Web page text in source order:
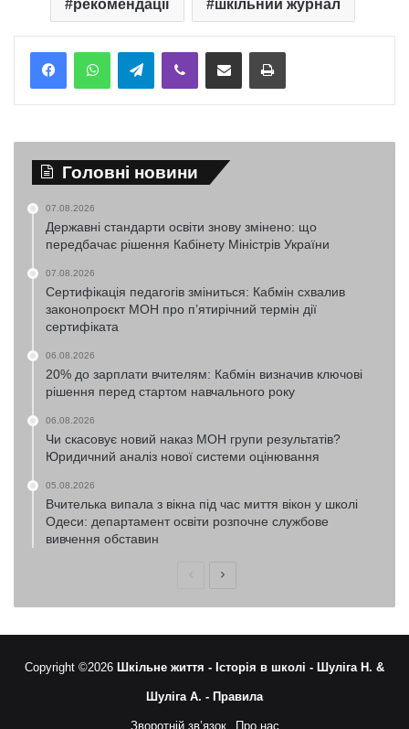
рекомендації шкільний журнал
TelegramViber Надіслати електронною поштоюНадрукувати
Головні новини
07.08.2026
Державні стандарти освіти знову змінено: що
передбачає рішення Кабінету Міністрів України
07.08.2026
Сертифікація педагогів зміниться: Кабмін схвалив
законопроєкт МОН про п’ятирічний термін дії
сертифіката
06.08.2026
20% до зарплати вчителям: Кабмін визначив ключові
рішення перед стартом навчального року
06.08.2026
Чи скасовує новий наказ МОН групи результатів?
Юридичний аналіз нової системи оцінювання
05.08.2026
Вчителька випала з вікна під час миття вікон у школі
Одеси: департамент освіти розпочне службове
вивчення обставин
ПопередняНаступна
Copyright ©2026 Шкільне життя - Історія в школі - Шуліга Н. &
Шуліга А. - Правила
Зворотній зв’язок Про нас